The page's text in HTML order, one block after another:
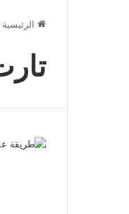
الرئيسية